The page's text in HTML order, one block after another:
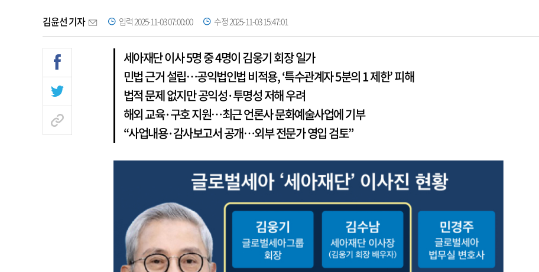
김윤선 기자 입력 2025-11-03 07:00:00 수정 2025-11-03 15:47:01
세아재단 이사 5명 중 4명이 김웅기 회장 일가
민법 근거 설립…공익법인법 비적용, ‘특수관계자 5분의 1 제한’ 피해
법적 문제 없지만 공익성·투명성 저해 우려
해외 교육·구호 지원…최근 언론사 문화예술사업에 기부
“사업내용·감사보고서 공개…외부 전문가 영입 검토”